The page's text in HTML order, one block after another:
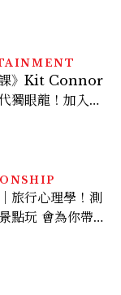
課》Kit Connor
獨眼龍！加入新
旅行心理學！測
點玩 會為你帶來